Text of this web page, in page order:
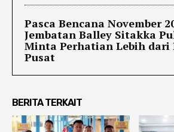
Pasca Bencana November
Jembatan Balley Sitakka
Minta Perhatian Lebih dari
Pusat
BERITA TERKAIT